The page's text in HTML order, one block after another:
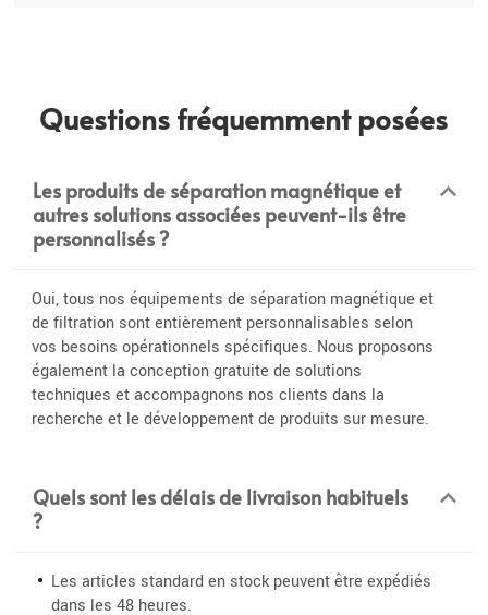
Questions fréquemment posées
Les produits de séparation magnétique et
autres solutions associées peuvent-ils être
personnalisés ?
Oui, tous nos équipements de séparation magnétique et
de filtration sont entièrement personnalisables selon
vos besoins opérationnels spécifiques. Nous proposons
également la conception gratuite de solutions
techniques et accompagnons nos clients dans la
recherche et le développement de produits sur mesure.
Quels sont les délais de livraison habituels
?
Les articles standard en stock peuvent être expédiés
dans les 48 heures.